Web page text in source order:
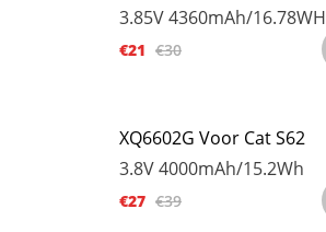
3.85V4360mAh/16.78WH
€21 €30
XQ6602G Voor Cat S62
3.8V4000mAh/15.2Wh
€27 €39